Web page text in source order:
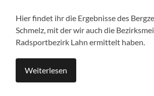
Hier findet ihr die Ergebnisse des
Schmelz, mit der wir auch die
Radsportbezirk Lahn ermittelt haben.
Weiterlesen